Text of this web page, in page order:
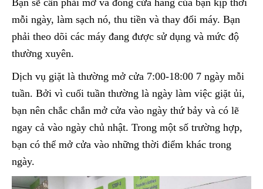
Bạn sẽ cần phải mở và đóng cửa hàng của bạn kịp thời
mỗi ngày, làm sạch nó, thu tiền và thay đổi máy. Bạn
phải theo dõi các máy đang được sử dụng và mức độ
thường xuyên.
Dịch vụ giặt là thường mở cửa 7:00-18:00 7 ngày mỗi
tuần. Bởi vì cuối tuần thường là ngày làm việc giặt ủi,
bạn nên chắc chắn mở cửa vào ngày thứ bảy và có lẽ
ngay cả vào ngày chủ nhật. Trong một số trường hợp,
bạn có thể mở cửa vào những thời điểm khác trong
ngày.